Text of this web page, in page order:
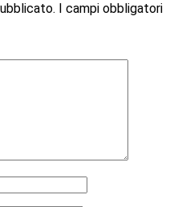
I campi obbligatori